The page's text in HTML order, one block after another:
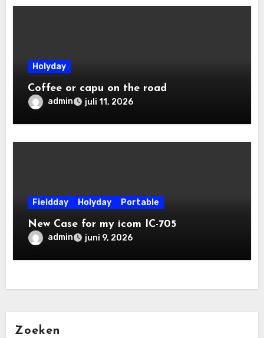
Holyday
Coffee or capu on the road
admin juli 11, 2026
Fieldday Holyday Portable
New Case for my icom IC-705
admin juni 9, 2026
Zoeken